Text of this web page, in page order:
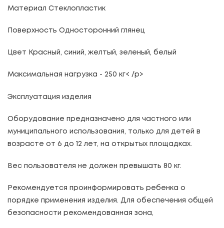
Материал Стеклопластик
Поверхность Односторонний глянец
Цвет Красный, синий, желтый, зеленый, белый
Максимальная нагрузка - 250 кг< /p>
Эксплуатация изделия
Оборудование предназначено для частного или
муниципального использования, только для детей в
возрасте от 6 до 12 лет, на открытых площадках.
Вес пользователя не должен превышать 80 кг.
Рекомендуется проинформировать ребенка о
порядке применения изделия. Для обеспечения общей
безопасности рекомендованная зона,